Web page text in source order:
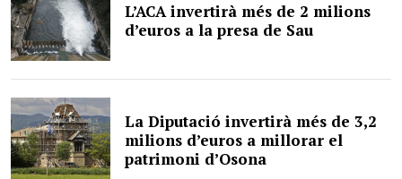
L’ACA invertirà més de 2 milions
d’euros a la presa de Sau
La Diputació invertirà més de 3,2
milions d’euros a millorar el
patrimoni d’Osona